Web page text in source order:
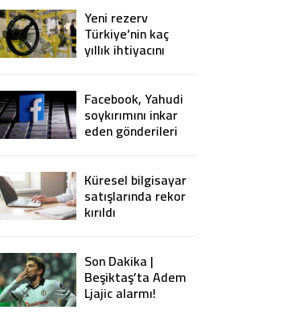
Yeni rezerv
Türkiye’nin kaç
yıllık ihtiyacını
Facebook, Yahudi
soykırımını inkar
eden gönderileri
Küresel bilgisayar
satışlarında rekor
kırıldı
Son Dakika |
Beşiktaş’ta Adem
Ljajic alarmı!
Ocak’ta transfer…